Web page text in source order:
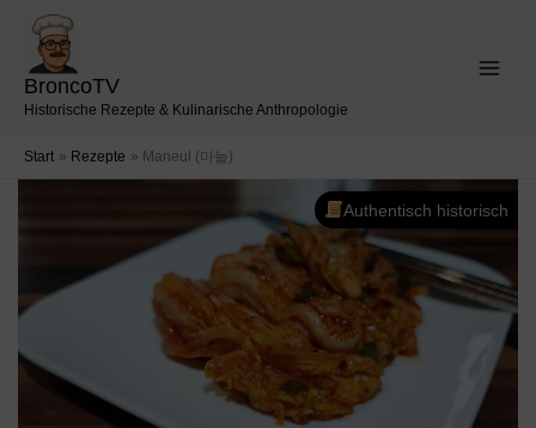
Inhalt
springen
BroncoTV
Historische Rezepte & Kulinarische Anthropologie
Start Rezepte Maneul (마늘)
Authentisch historisch